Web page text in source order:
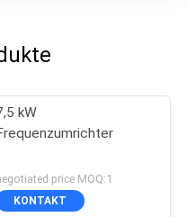
kW
price MOQ:1
KONTAKT